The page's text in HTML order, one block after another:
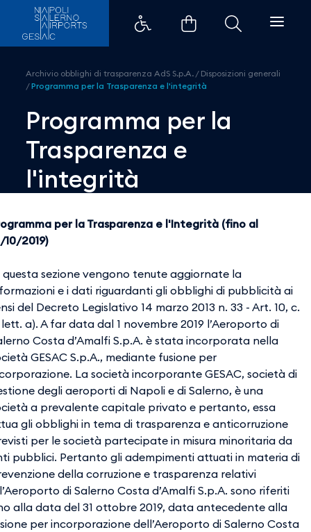
Programma per la
Archivio obblighi di trasparenza AdS S.p.A. / Disposizioni generali
/Programma per la Trasparenza e l'integrità
Programma per la
Trasparenza e
l'integrità
per la Trasparenza e l'Integrità (fino al
10/2019)
questa sezione vengono tenute aggiornate la
e i dati riguardanti gli obblighi di pubblicità ai
del Decreto Legislativo 14 marzo 2013 n. 33 - Art. 10, c.
lett. a). A far data dal 1 novembre 2019 l’Aeroporto di
Costa d’Amalfi S.p.A. è stata incorporata nella
GESAC S.p.A., mediante fusione per
La società incorporante GESAC, società di
degli aeroporti di Napoli e di Salerno, è una
a prevalente capitale privato e pertanto, essa
gli obblighi in tema di trasparenza e anticorruzione
per le società partecipate in misura minoritaria da
pubblici. Pertanto gli adempimenti attuati in materia di
della corruzione e trasparenza relativi
di Salerno Costa d’Amalfi S.p.A. sono riferiti
alla data del 31 ottobre 2019, data antecedente alla
per incorporazione dell’Aeroporto di Salerno Costa